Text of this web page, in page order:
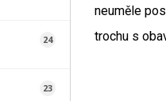
24
23
neuměle
trochu s